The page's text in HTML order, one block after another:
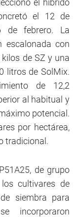
el híbrido
el 12 de
de febrero. La
escalonada con
de SZ y una
litros de SolMix.
de 12,2
al habitual y
potencial.
por hectárea,
tradicional.
de grupo
cultivares de
siembra para
incorporaron